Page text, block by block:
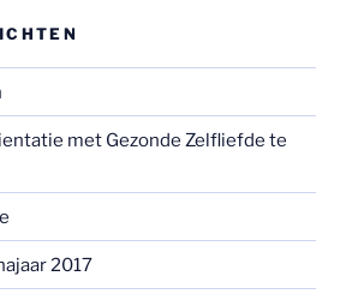
met Gezonde Zelfliefde te
2017